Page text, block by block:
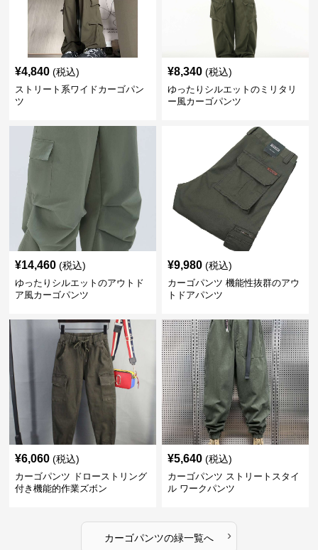
¥4,840 (税込)
ストリート系ワイドカーゴパン
ツ
¥8,340 (税込)
ゆったりシルエットのミリタリ
ー風カーゴパンツ
¥14,460 (税込)
ゆったりシルエットのアウトド
ア風カーゴパンツ
¥9,980 (税込)
カーゴパンツ 機能性抜群のアウ
トドアパンツ
¥6,060 (税込)
カーゴパンツ ドローストリング
付き機能的作業ズボン
¥5,640 (税込)
カーゴパンツ ストリートスタイ
ル ワークパンツ
カーゴパンツの緑一覧へ ›